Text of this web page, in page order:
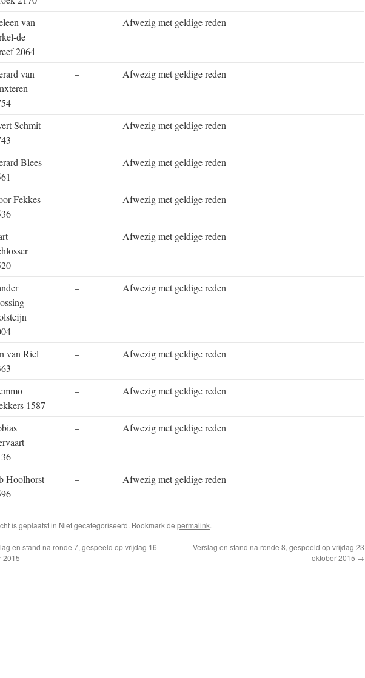
van
de
2064
– Afwezig met geldige reden
van
– Afwezig met geldige reden
Schmit
– Afwezig met geldige reden
Blees
– Afwezig met geldige reden
Fekkes
– Afwezig met geldige reden
– Afwezig met geldige reden
– Afwezig met geldige reden
van Riel
– Afwezig met geldige reden
1587
– Afwezig met geldige reden
– Afwezig met geldige reden
Hoolhorst
– Afwezig met geldige reden
is geplaatst in Niet gecategoriseerd. Bookmark de permalink.
en stand na ronde 7, gespeeld op vrijdag 16
2015
Verslag en stand na ronde 8, gespeeld op vrijdag 23
oktober 2015 →